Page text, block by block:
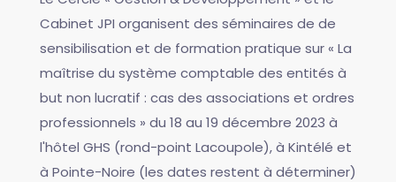
Cabinet JPI organisent des séminaires de de
sensibilisation et de formation pratique sur « La
maîtrise du système comptable des entités à
but non lucratif : cas des associations et ordres
professionnels » du 18 au 19 décembre 2023 à
l'hôtel GHS (rond-point Lacoupole), à Kintélé et
à Pointe-Noire (les dates restent à déterminer)